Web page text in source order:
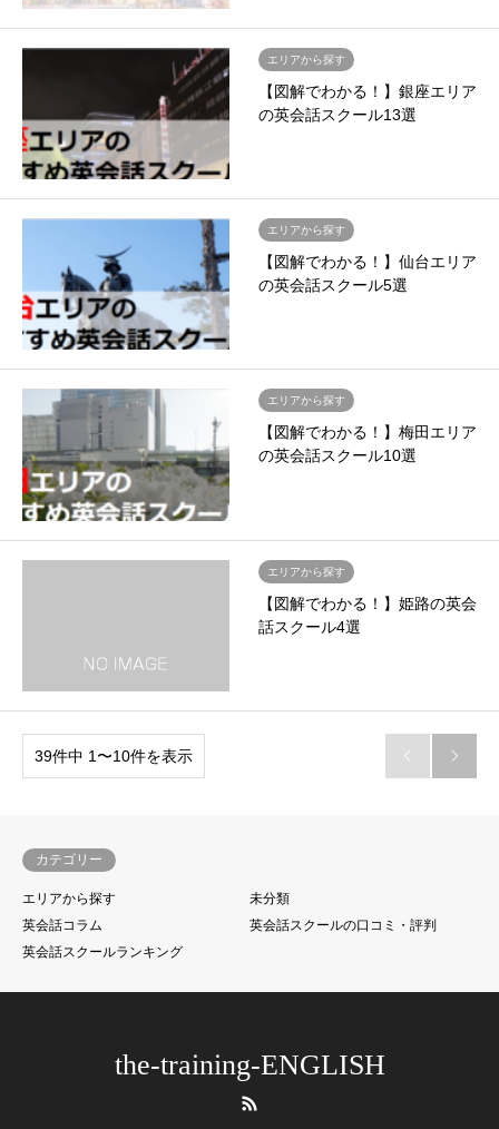
エリアから探す
【図解でわかる！】銀座エリア
の英会話スクール13選
エリアから探す
【図解でわかる！】仙台エリア
の英会話スクール5選
エリアから探す
【図解でわかる！】梅田エリア
の英会話スクール10選
エリアから探す
【図解でわかる！】姫路の英会
話スクール4選
39件中 1〜10件を表示  
カテゴリー
エリアから探す
未分類
英会話コラム
英会話スクールの口コミ・評判
英会話スクールランキング
the-training-ENGLISH